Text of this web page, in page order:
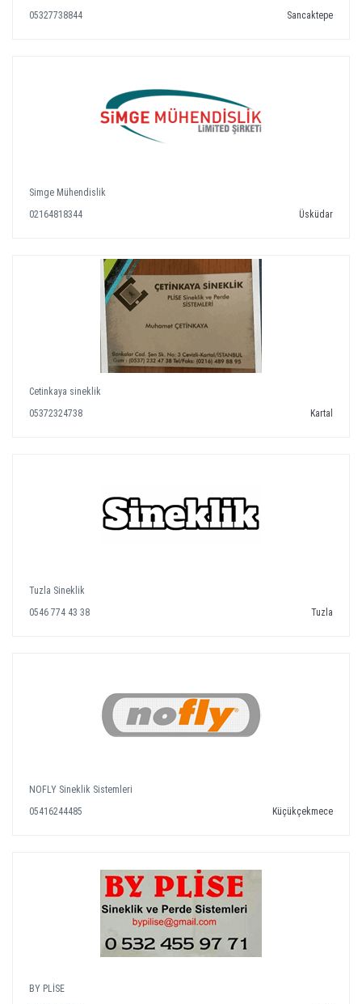
05327738844 Sancaktepe
Simge Mühendislik
02164818344
Üsküdar
Cetinkaya sineklik
05372324738
Kartal
Tuzla Sineklik
0546 774 43 38
Tuzla
NOFLY Sineklik Sistemleri
05416244485
Küçükçekmece
BY PLİSE